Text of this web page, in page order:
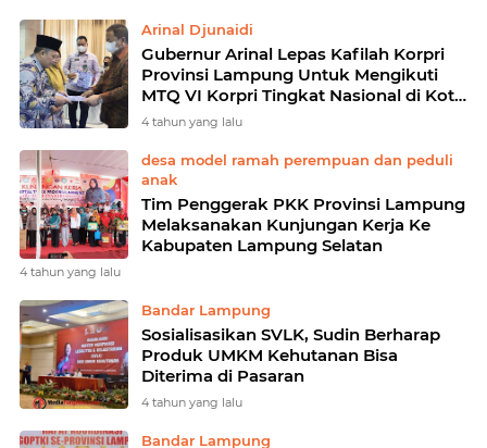
Arinal Djunaidi
Gubernur Arinal Lepas Kafilah Korpri
Provinsi Lampung Untuk Mengikuti
MTQ VI Korpri Tingkat Nasional di Kota
Padang
4 tahun yang lalu
desa model ramah perempuan dan peduli
anak
Tim Penggerak PKK Provinsi Lampung
Melaksanakan Kunjungan Kerja Ke
Kabupaten Lampung Selatan
4 tahun yang lalu
Bandar Lampung
Sosialisasikan SVLK, Sudin Berharap
Produk UMKM Kehutanan Bisa
Diterima di Pasaran
4 tahun yang lalu
Bandar Lampung